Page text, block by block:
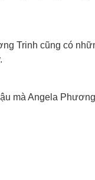
Trinh cũng có
mà Angela